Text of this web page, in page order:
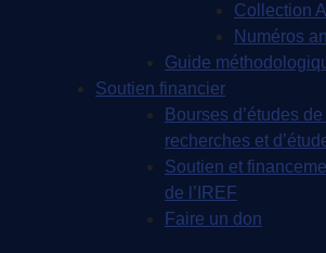
Collection
Numéros
Guide
Soutien financier
Bourses d’études de
recherches et
Soutien et
de l’IREF
Faire un don